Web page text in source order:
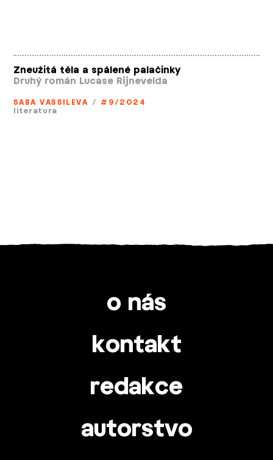
Zneužitá těla a spálené palačinky
Druhý román Lucase Rijnevelda
SABA VASSILEVA / #9/2024
literatura
o nás
kontakt
redakce
autorstvo